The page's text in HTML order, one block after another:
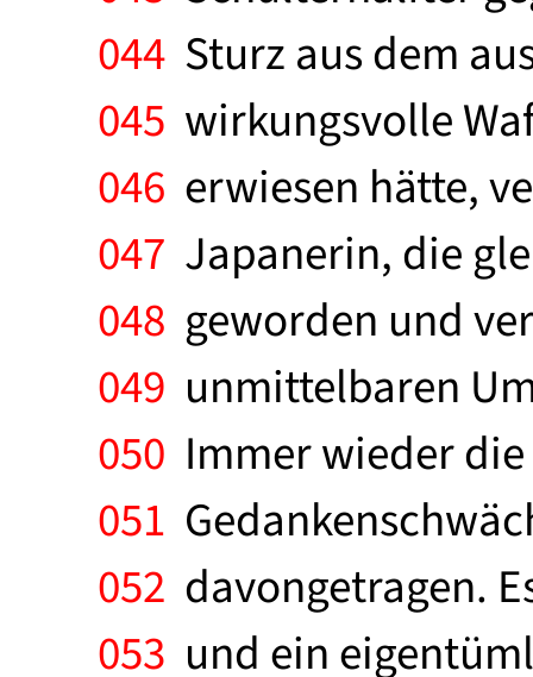
044 Sturz aus dem
045 wirkungsvolle
046 erwiesen hätte,
047 Japanerin, die
048 geworden und
049 unmittelbaren
050 Immer wieder
051
052 davongetragen.
053 und ein